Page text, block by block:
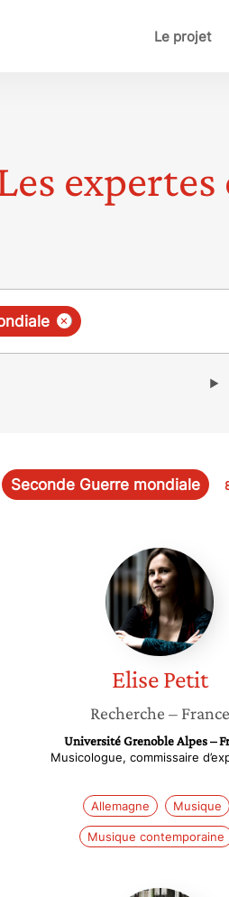
Le projet
×
Seconde Guerre mondiale
Elise
Petit
Elise Petit
Recherche – France
Université Grenoble Alpes –
Musicologue, commissaire
Allemagne Musique
Musique contemporaine